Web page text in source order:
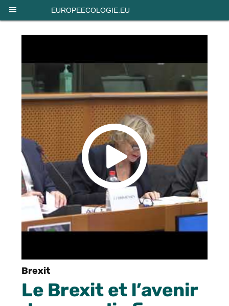
EUROPEECOLOGIE.EU
Brexit
Le Brexit et l’avenir